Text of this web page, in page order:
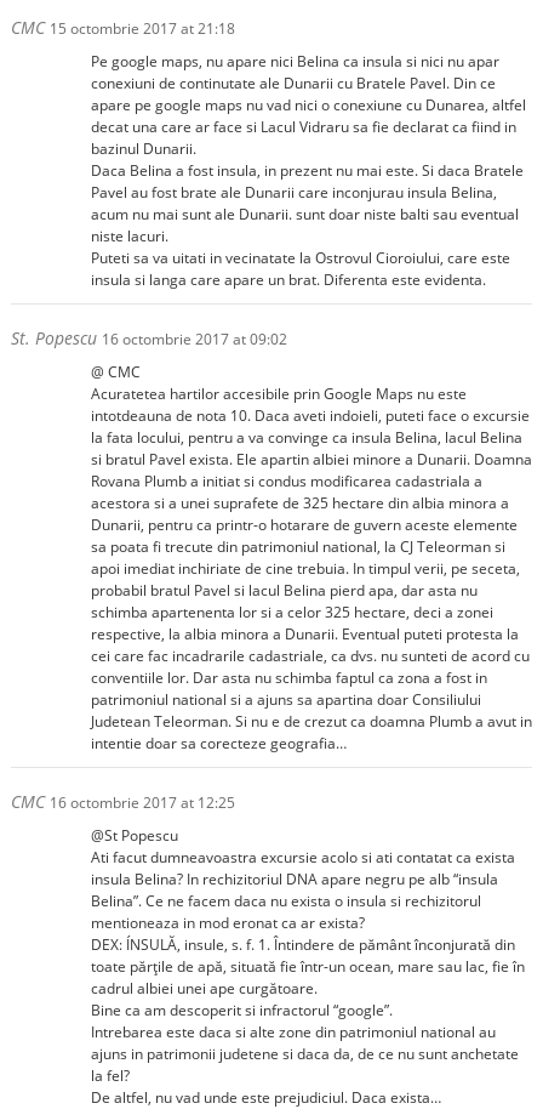
CMC 15 octombrie 2017 at 21:18
Pe google maps, nu apare nici Belina ca insula si nici nu apar
conexiuni de continutate ale Dunarii cu Bratele Pavel. Din ce
apare pe google maps nu vad nici o conexiune cu Dunarea, altfel
decat una care ar face si Lacul Vidraru sa fie declarat ca fiind in
bazinul Dunarii.
Daca Belina a fost insula, in prezent nu mai este. Si daca Bratele
Pavel au fost brate ale Dunarii care inconjurau insula Belina,
acum nu mai sunt ale Dunarii. sunt doar niste balti sau eventual
niste lacuri.
Puteti sa va uitati in vecinatate la Ostrovul Cioroiului, care este
insula si langa care apare un brat. Diferenta este evidenta.
St. Popescu 16 octombrie 2017 at 09:02
@ CMC
Acuratetea hartilor accesibile prin Google Maps nu este
intotdeauna de nota 10. Daca aveti indoieli, puteti face o excursie
la fata locului, pentru a va convinge ca insula Belina, lacul Belina
si bratul Pavel exista. Ele apartin albiei minore a Dunarii. Doamna
Rovana Plumb a initiat si condus modificarea cadastriala a
acestora si a unei suprafete de 325 hectare din albia minora a
Dunarii, pentru ca printr-o hotarare de guvern aceste elemente
sa poata fi trecute din patrimoniul national, la CJ Teleorman si
apoi imediat inchiriate de cine trebuia. In timpul verii, pe seceta,
probabil bratul Pavel si lacul Belina pierd apa, dar asta nu
schimba apartenenta lor si a celor 325 hectare, deci a zonei
respective, la albia minora a Dunarii. Eventual puteti protesta la
cei care fac incadrarile cadastriale, ca dvs. nu sunteti de acord cu
conventiile lor. Dar asta nu schimba faptul ca zona a fost in
patrimoniul national si a ajuns sa apartina doar Consiliului
Judetean Teleorman. Si nu e de crezut ca doamna Plumb a avut in
intentie doar sa corecteze geografia…
CMC 16 octombrie 2017 at 12:25
@St Popescu
Ati facut dumneavoastra excursie acolo si ati contatat ca exista
insula Belina? In rechizitoriul DNA apare negru pe alb “insula
Belina”. Ce ne facem daca nu exista o insula si rechizitorul
mentioneaza in mod eronat ca ar exista?
DEX: ÍNSULĂ, insule, s. f. 1. Întindere de pământ înconjurată din
toate părțile de apă, situată fie într-un ocean, mare sau lac, fie în
cadrul albiei unei ape curgătoare.
Bine ca am descoperit si infractorul “google”.
Intrebarea este daca si alte zone din patrimoniul national au
ajuns in patrimonii judetene si daca da, de ce nu sunt anchetate
la fel?
De altfel, nu vad unde este prejudiciul. Daca exista…